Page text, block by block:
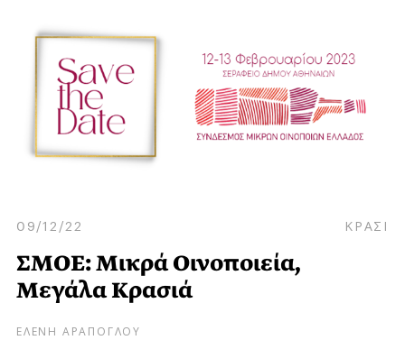
09/12/22 ΚΡΑΣΙ
ΣΜΟΕ: Μικρά Οινοποιεία,
Μεγάλα Κρασιά
ΕΛΕΝΗ ΑΡΑΠΟΓΛΟΥ